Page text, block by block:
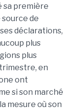
sa première
de
déclarations,
plus
plus
en
ont
si son marché
mesure où son